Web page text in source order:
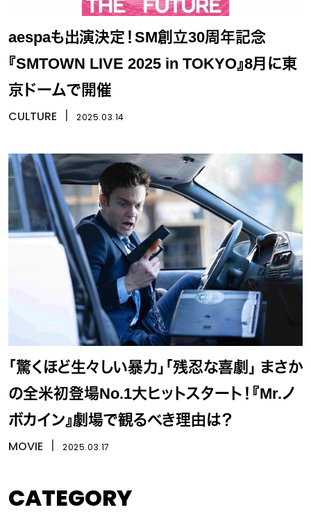
aespaも出演決定！SM創立30周年記念
『SMTOWN LIVE 2025 in TOKYO』8月に東
京ドームで開催
CULTURE 2025.03.14
「驚くほど生々しい暴力」「残忍な喜劇」 まさか
の全米初登場No.1大ヒットスタート！『Mr.ノ
ボカイン』劇場で観るべき理由は？
MOVIE 2025.03.17
CATEGORY